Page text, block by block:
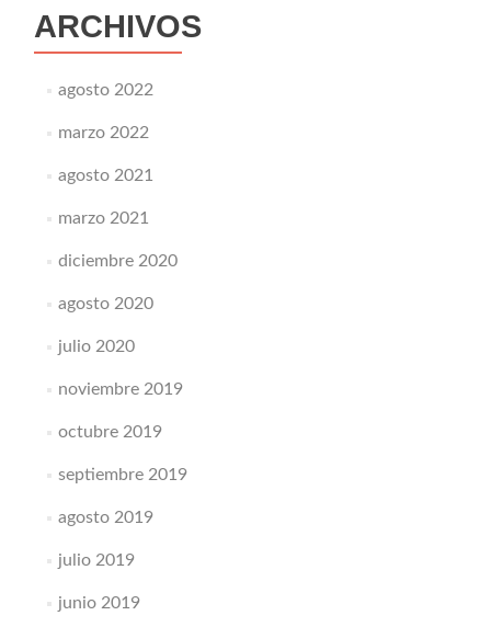
ARCHIVOS
agosto 2022
marzo 2022
agosto 2021
marzo 2021
diciembre 2020
agosto 2020
julio 2020
noviembre 2019
octubre 2019
septiembre 2019
agosto 2019
julio 2019
junio 2019